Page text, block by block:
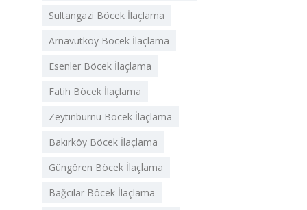
Sultangazi Böcek İlaçlama
Arnavutköy Böcek İlaçlama
Esenler Böcek İlaçlama
Fatih Böcek İlaçlama
Zeytinburnu Böcek İlaçlama
Bakırköy Böcek İlaçlama
Güngören Böcek İlaçlama
Bağcılar Böcek İlaçlama